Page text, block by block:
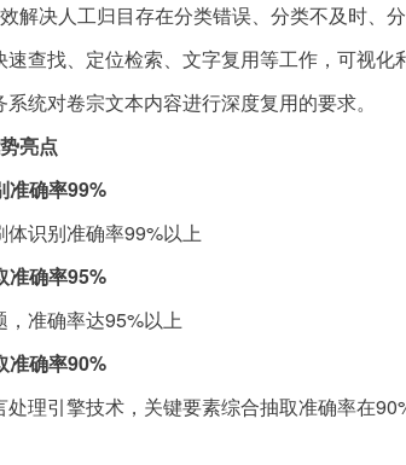
解决人工归目存在分类错误、分类不及时、分
查找、定位检索、文字复用等工作，可视化
统对卷宗文本内容进行深度复用的要求。
亮点
确率99%
识别准确率99%以上
确率95%
准确率达95%以上
确率90%
理引擎技术，关键要素综合抽取准确率在